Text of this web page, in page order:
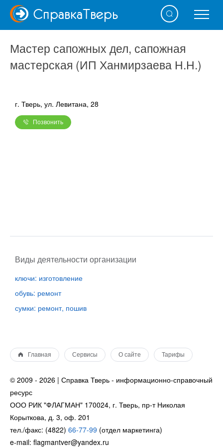
СправкаТверь
Мастер сапожных дел, сапожная
мастерская (ИП Ханмирзаева Н.Н.)
г. Тверь, ул. Левитана, 28
Позвонить
Виды деятельности организации
ключи: изготовление
обувь: ремонт
сумки: ремонт, пошив
Главная Сервисы О сайте Тарифы
© 2009 - 2026 | Справка Тверь - информационно-справочный
ресурс
ООО РИК "ФЛАГМАН" 170024, г. Тверь, пр-т Николая
Корыткова, д. 3, оф. 201
тел./факс: (4822) 66-77-99 (отдел маркетинга)
e-mail: flagmantver@yandex.ru